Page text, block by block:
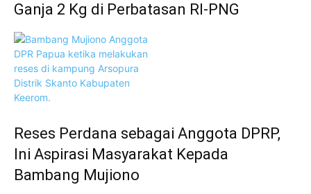
Ganja 2 Kg di Perbatasan RI-PNG
Reses Perdana sebagai Anggota DPRP,
Ini Aspirasi Masyarakat Kepada
Bambang Mujiono